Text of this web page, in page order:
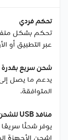
تحكم فردي
عبر التطبيق أو
شحن سريع بقدرة 18 واط
المتوافقة.
منافذ USB للشحن السريع
يوفر شحنًا